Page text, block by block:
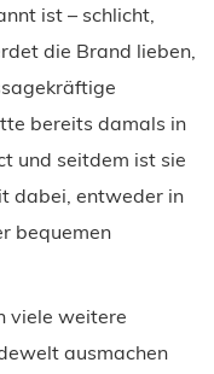
ist – schlicht,
die Brand lieben,
bereits damals in
und seitdem ist sie
dabei, entweder in
bequemen
viele weitere
ausmachen